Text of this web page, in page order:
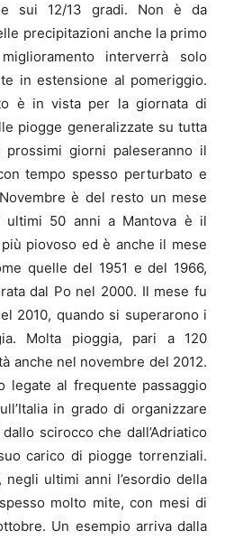
sui 12/13 gradi. Non è da
precipitazioni anche la primo
interverrà solo
in estensione al pomeriggio.
è in vista per la giornata di
piogge generalizzate su tutta
prossimi giorni paleseranno il
tempo spesso perturbato e
è del resto un mese
ultimi 50 anni a Mantova è il
piovoso ed è anche il mese
quelle del 1951 e del 1966,
dal Po nel 2000. Il mese fu
2010, quando si superarono i
Molta pioggia, pari a 120
anche nel novembre del 2012.
legate al frequente passaggio
in grado di organizzare
scirocco che dall’Adriatico
carico di piogge torrenziali.
negli ultimi anni l’esordio della
molto mite, con mesi di
Un esempio arriva dalla